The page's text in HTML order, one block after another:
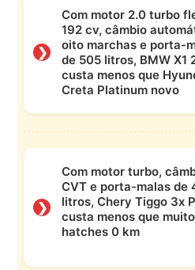
❯
Com motor 2.0 turbo
192 cv, câmbio
oito marchas e porta-
de 505 litros, BMW X1
custa menos que
Creta Platinum novo
❯
Com motor turbo,
CVT e porta-malas de
litros, Chery Tiggo 3x
custa menos que
hatches 0 km